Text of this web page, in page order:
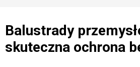
Balustrady
skuteczna ochrona